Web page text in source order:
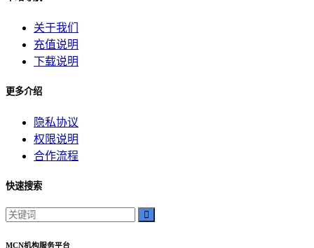
关于我们
充值说明
下载说明
更多介绍
隐私协议
权限说明
合作流程
快速搜索
MCN机构服务平台